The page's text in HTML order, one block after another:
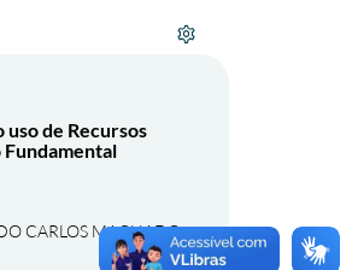
de Recursos
Fundamental
CARLOS MACHADO